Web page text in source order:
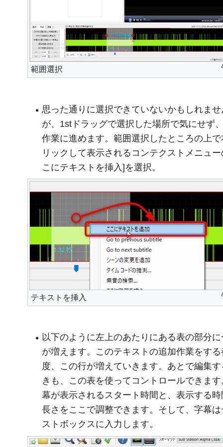
範囲選択
思った通りに選択できていないかもしれま
が、1stドラッグで選択した場所で気にせず
作業に進めます。範囲選択したところの上
リックして表示されるコンテクストメニュ
こにテキストを挿入]を選択。
テキストを挿入
以下のように左上のあたりにある表の部分
が増えます。このテキストの追加作業をす
度、この行が増えていきます。あとで編集
きも、この表を使ってコントロールできま
幕が表示されるスタート時間と、表示する
長さをここで調整できます。そして、字幕
ストボックスに入力します。